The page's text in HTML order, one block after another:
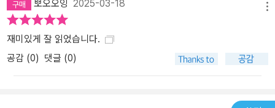
중에서
뽀오오잉 2025-03-18
재미있게 잘 읽었습니다.
공감 (0) 댓글 (0)